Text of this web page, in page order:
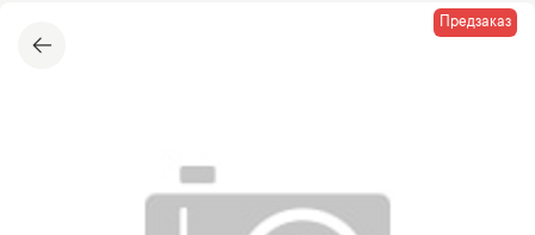
Предзаказ